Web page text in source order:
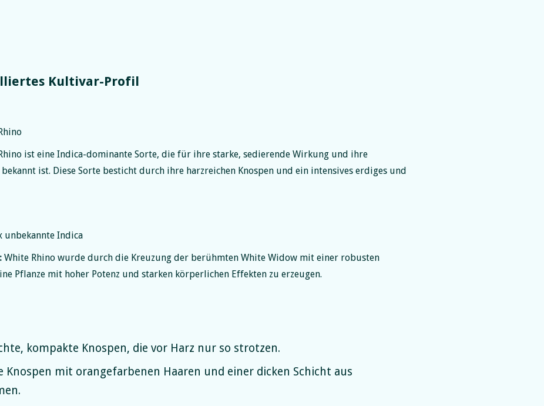
Kultivar-Profil
ist eine Indica-dominante Sorte, die für ihre starke, sedierende Wirkung und ihre
ist. Diese Sorte besticht durch ihre harzreichen Knospen und ein intensives erdiges und
unbekannte Indica
White Rhino wurde durch die Kreuzung der berühmten White Widow mit einer robusten
Pflanze mit hoher Potenz und starken körperlichen Effekten zu erzeugen.
kompakte Knospen, die vor Harz nur so strotzen.
Knospen mit orangefarbenen Haaren und einer dicken Schicht aus